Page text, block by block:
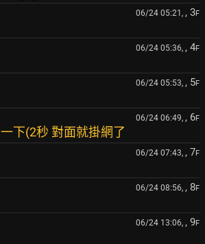
06/24 05:21, , 3F
06/24 05:36, , 4F
06/24 05:53, , 5F
06/24 06:49, , 6F
下(2秒 對面就掛網了
06/24 07:43, , 7F
06/24 08:56, , 8F
06/24 13:06, , 9F